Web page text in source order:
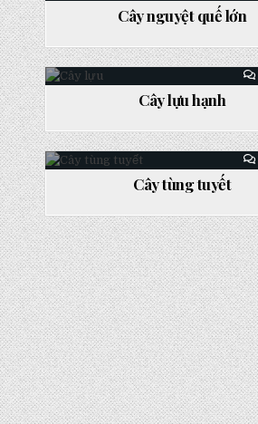
in
Cây nguyệt quế lớn
in
Cây lựu hạnh
in
Cây tùng tuyết